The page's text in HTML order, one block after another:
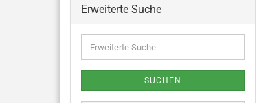
Erweiterte Suche
SUCHEN